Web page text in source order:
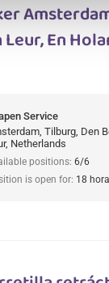
En
Service
Tilburg, Den
Netherlands
positions: 6/6
is open for: 18